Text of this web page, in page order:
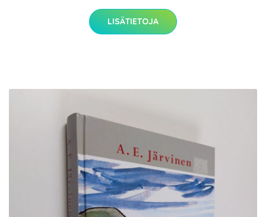
LISÄTIETOJA